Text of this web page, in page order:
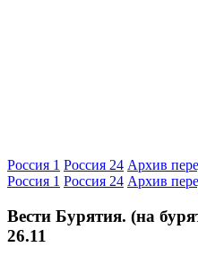
Россия 1 Россия 24 Архив
Россия 1 Россия 24 Архив
Вести Бурятия. (на
26.11